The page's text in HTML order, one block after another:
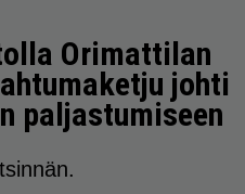
Orimattilan
johti
paljastumiseen